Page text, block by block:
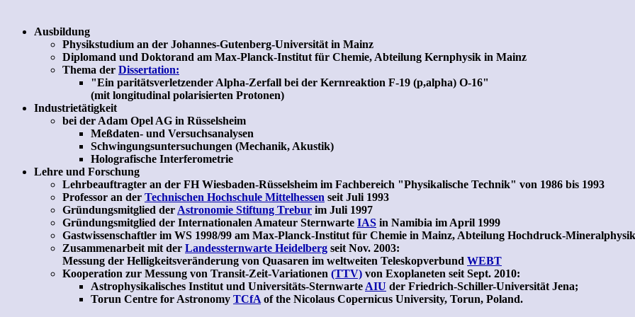
Ausbildung
Physikstudium an der Johannes-Gutenberg-Universität in Mainz
Diplomand und Doktorand am Max-Planck-Institut für Chemie, Abteilung Kernphysik in Mainz
Thema der Dissertation:
"Ein paritätsverletzender Alpha-Zerfall bei der Kernreaktion F-19 (p,alpha) O-16"
(mit longitudinal polarisierten Protonen)
Industrietätigkeit
bei der Adam Opel AG in Rüsselsheim
Meßdaten- und Versuchsanalysen
Schwingungsuntersuchungen (Mechanik, Akustik)
Holografische Interferometrie
Lehre und Forschung
Lehrbeauftragter an der FH Wiesbaden-Rüsselsheim im Fachbereich "Physikalische Technik" von 1986 bis 1993
Professor an der Technischen Hochschule Mittelhessen seit Juli 1993
Gründungsmitglied der Astronomie Stiftung Trebur im Juli 1997
Gründungsmitglied der Internationalen Amateur Sternwarte IAS in Namibia im April 1999
Gastwissenschaftler im WS 1998/99 am Max-Planck-Institut für Chemie in Mainz, Abteilung Hochdruck-Mineralphysik
Zusammenarbeit mit der Landessternwarte Heidelberg seit Nov. 2003:
Messung der Helligkeitsveränderung von Quasaren im weltweiten Teleskopverbund WEBT
Kooperation zur Messung von Transit-Zeit-Variationen (TTV) von Exoplaneten seit Sept. 2010:
Astrophysikalisches Institut und Universitäts-Sternwarte AIU der Friedrich-Schiller-Universität Jena;
Torun Centre for Astronomy TCfA of the Nicolaus Copernicus University, Torun, Poland.